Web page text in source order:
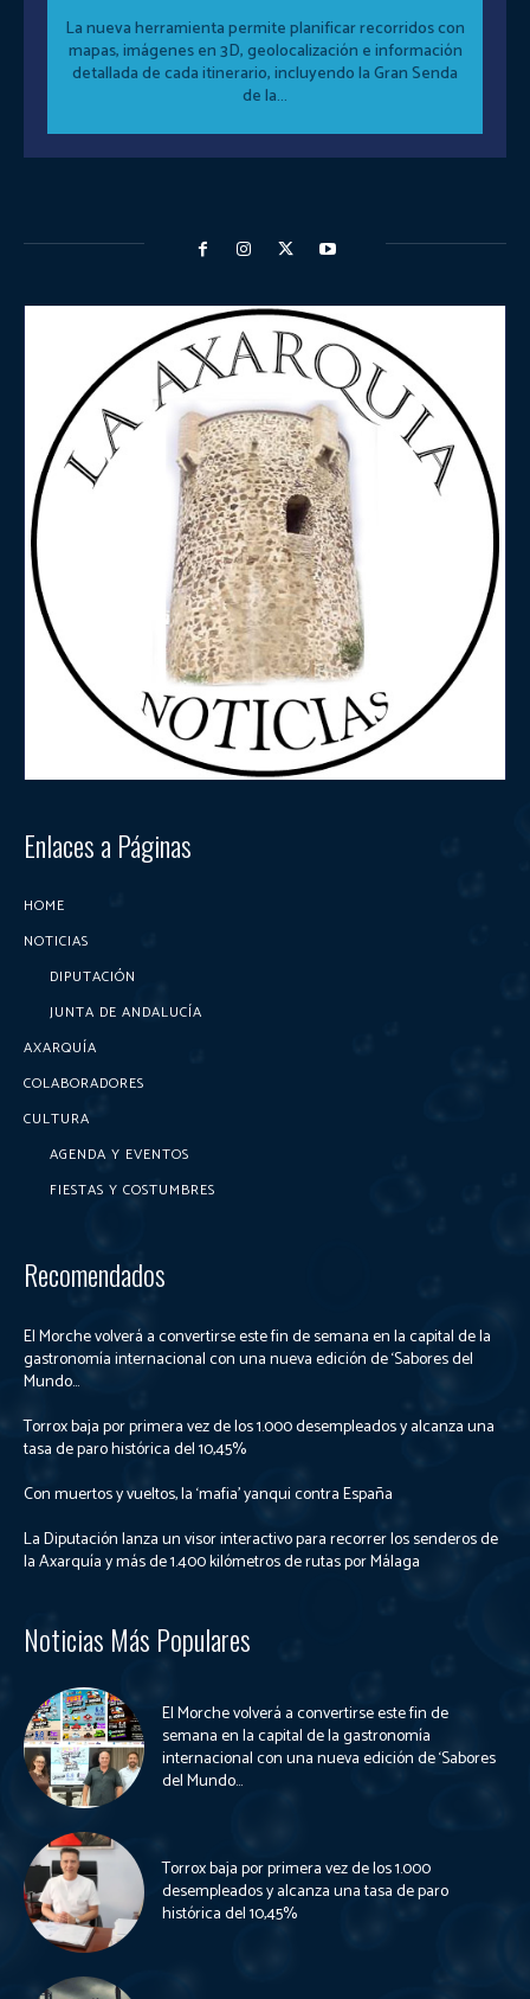
La nueva herramienta permite planificar recorridos con
mapas, imágenes en 3D, geolocalización e información
detallada de cada itinerario, incluyendo la Gran Senda
de la...
Enlaces a Páginas
HOME
NOTICIAS
DIPUTACIÓN
JUNTA DE ANDALUCÍA
AXARQUÍA
COLABORADORES
CULTURA
AGENDA Y EVENTOS
FIESTAS Y COSTUMBRES
Recomendados
El Morche volverá a convertirse este fin de semana en la capital de la
gastronomía internacional con una nueva edición de ‘Sabores del
Mundo...
Torrox baja por primera vez de los 1.000 desempleados y alcanza una
tasa de paro histórica del 10,45%
Con muertos y vueltos, la ‘mafia’ yanqui contra España
La Diputación lanza un visor interactivo para recorrer los senderos de
la Axarquía y más de 1.400 kilómetros de rutas por Málaga
Noticias Más Populares
El Morche volverá a convertirse este fin de
semana en la capital de la gastronomía
internacional con una nueva edición de ‘Sabores
del Mundo...
Torrox baja por primera vez de los 1.000
desempleados y alcanza una tasa de paro
histórica del 10,45%